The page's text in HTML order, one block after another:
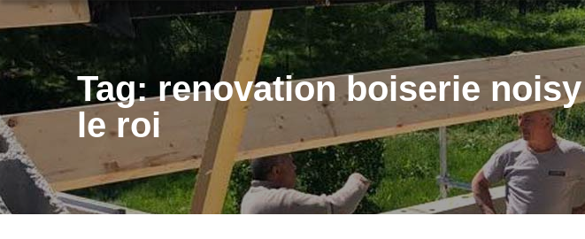
Tag: renovation boiserie noisy
le roi